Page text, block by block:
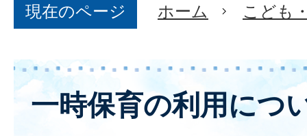
現在のページ ホーム こども
一時保育の利用につ